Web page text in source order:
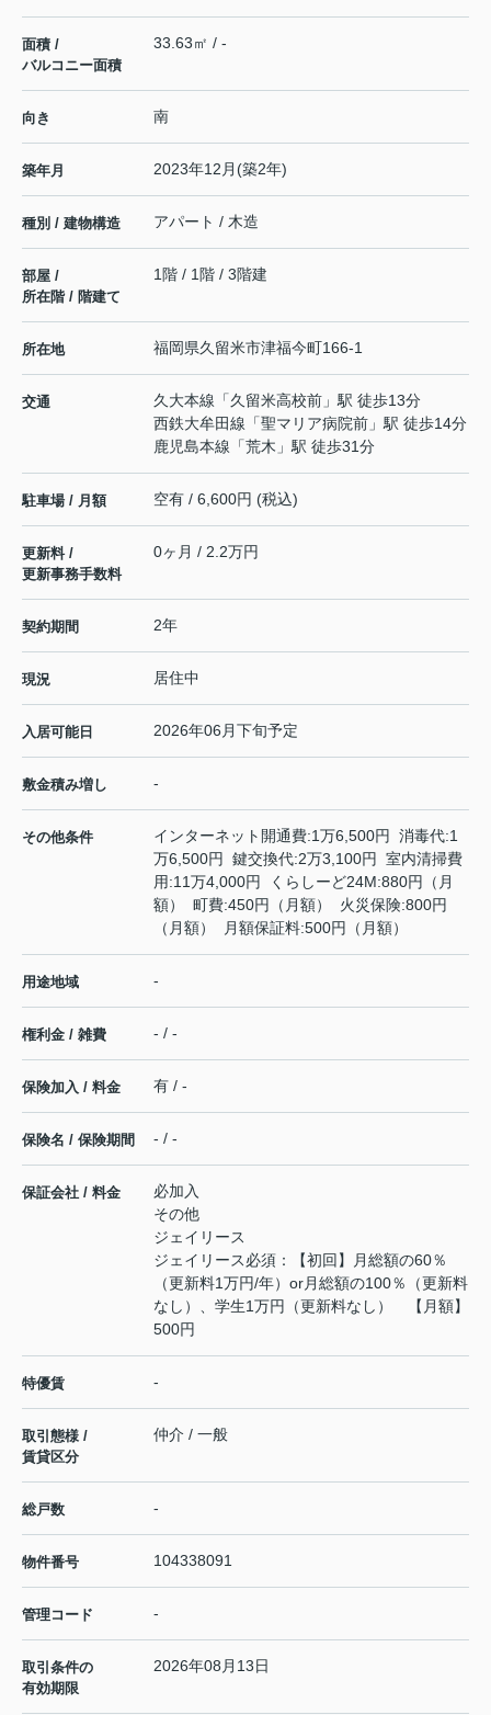
面積 /
バルコニー面積
33.63㎡ / -
向き 南
築年月 2023年12月(築2年)
種別 / 建物構造 アパート / 木造
部屋 /
所在階 / 階建て
1階 / 1階 / 3階建
所在地 福岡県久留米市津福今町166-1
交通 久大本線 「久留米高校前 」駅 徒歩13分
西鉄大牟田線 「聖マリア病院前 」駅 徒歩14分
鹿児島本線 「荒木 」駅 徒歩31分
駐車場 / 月額 空有 / 6,600円 (税込)
更新料 /
更新事務手数料
0ヶ月 / 2.2万円
契約期間 2年
現況 居住中
入居可能日 2026年06月下旬予定
敷金積み増し -
その他条件
インターネット開通費:1万6,500円 消毒代:1
万6,500円 鍵交換代:2万3,100円 室内清掃費
用:11万4,000円 くらしーど24M:880円（月
額） 町費:450円（月額） 火災保険:800円
（月額） 月額保証料:500円（月額）
用途地域 -
権利金 / 雑費 - / -
保険加入 / 料金 有 / -
保険名 / 保険期間 - / -
保証会社 / 料金
必加入
その他
ジェイリース
ジェイリース必須：【初回】月総額の60％
（更新料1万円/年）or月総額の100％（更新料
なし）、学生1万円（更新料なし） 【月額】
500円
特優賃 -
取引態様 /
賃貸区分
仲介 / 一般
総戸数 -
物件番号 104338091
管理コード -
取引条件の
有効期限
2026年08月13日